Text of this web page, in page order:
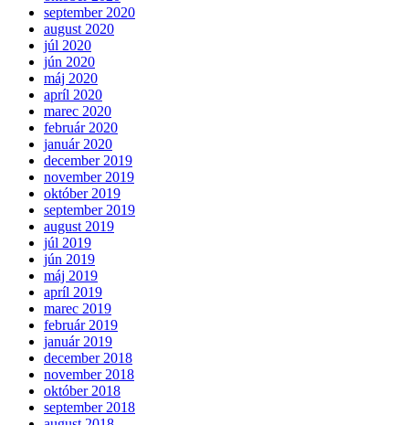
september 2020
august 2020
júl 2020
jún 2020
máj 2020
apríl 2020
marec 2020
február 2020
január 2020
december 2019
november 2019
október 2019
september 2019
august 2019
júl 2019
jún 2019
máj 2019
apríl 2019
marec 2019
február 2019
január 2019
december 2018
november 2018
október 2018
september 2018